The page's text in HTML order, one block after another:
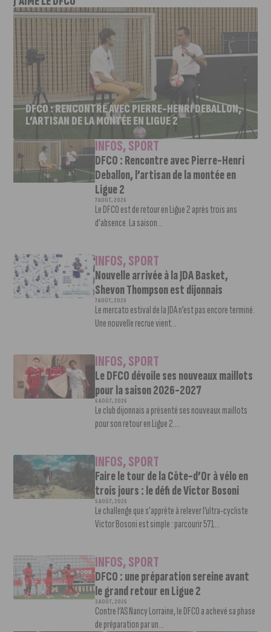
DFCO : RENCONTRE AVEC PIERRE-HENRI DEBALLON,
L’ARTISAN DE LA MONTÉE EN LIGUE 2
INFOS,SPORT
DFCO : Rencontre avec Pierre-Henri
Deballon, l’artisan de la montée en
Ligue 2
7 AOÛT, 2026
Le DFCO est de retour en Ligue 2 après trois ans
d’absence. La saison...
INFOS,SPORT
Nouvelle arrivée à la JDA Basket,
Shevon Thompson est dijonnais
7 AOÛT, 2026
Le mercato estival de la JDA n’est pas encore terminé.
Une nouvelle recrue vient...
INFOS,SPORT
Le DFCO dévoile ses nouveaux maillots
pour la saison 2026-2027
6 AOÛT, 2026
Le club dijonnais a présenté ses nouveaux maillots
pour son retour en Ligue 2....
INFOS,SPORT
Faire le tour de la Côte-d’Or à vélo en
trois jours : le défi de Victor Bosoni
5 AOÛT, 2026
Le challenge que s’apprête à relever l’ultra-cycliste
Victor Bosoni est simple : parcourir 571...
INFOS,SPORT
DFCO : une préparation sereine avant
le grand retour en Ligue 2
3 AOÛT, 2026
Contre l’AS Nancy Lorraine, le DFCO a achevé sa phase
de préparation par un...